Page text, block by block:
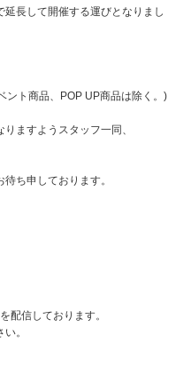
長して開催する運びとなりまし
ント商品、POP UP商品は除く。)
ますようスタッフ一同、
ち申しております。
配信しております。
。